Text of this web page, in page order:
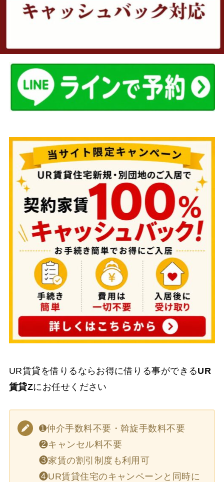
UR賃貸を借りるならお得に借りる事ができるUR
賃貸Zにお任せください
➊仲介手数料不要・斡旋手数料不要
❷キャンセル料不要
❸家賃の割引制度も利用可
❹UR賃貸住宅のキャンペーンと同時に